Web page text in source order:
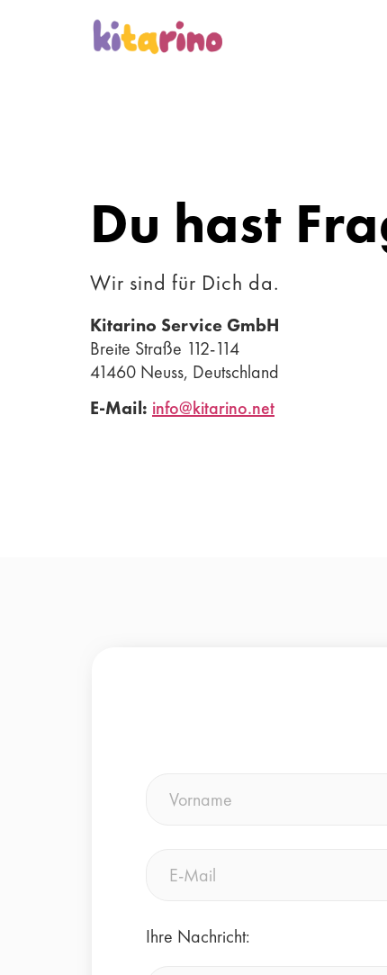
Du hast
Wir sind für Dich da.
Kitarino Service GmbH
Breite Straße 112-114
41460 Neuss, Deutschland
E-Mail: info@kitarino.net
(erforderlich)
Mail
Ihre Nachricht: